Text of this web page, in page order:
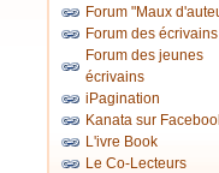
Forum "Maux
Forum des
Forum des jeunes
écrivains
iPagination
Kanata sur
L'ivre Book
Le Co-Lecteurs